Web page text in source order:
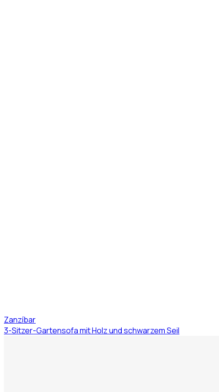
Zanzíbar
3-Sitzer-Gartensofa mit Holz und schwarzem Seil